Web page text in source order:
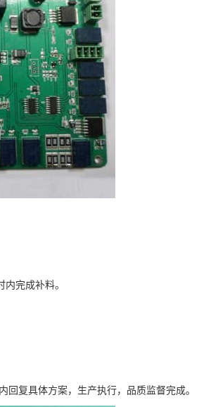
完成补料。
复具体方案，生产执行，品质监督完成。